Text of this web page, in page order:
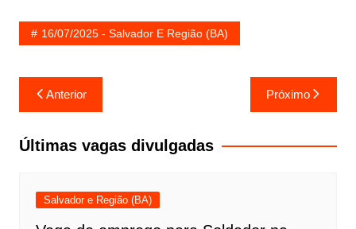
16/07/2025 - Salvador E Região (BA)
Navegação
de
Post
Anterior Próximo
Últimas vagas divulgadas
Salvador e Região (BA)